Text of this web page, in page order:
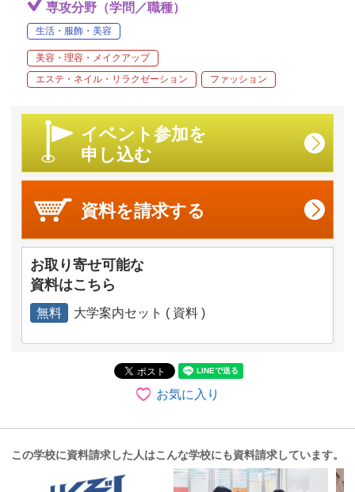
専攻分野（学問／職種）
生活・服飾・美容
美容・理容・メイクアップ
エステ・ネイル・リラクゼーション
ファッション
イベント参加を
申し込む
資料を請求する
お取り寄せ可能な
資料はこちら
無料 大学案内セット ( 資料 )
お気に入り
この学校に資料請求した人はこんな学校にも資料請求しています。